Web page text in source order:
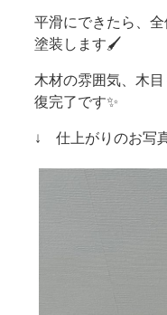
平滑にできたら、全
塗装します🖌
木材の雰囲気、木
復完了です✨
↓ 仕上がりのお写